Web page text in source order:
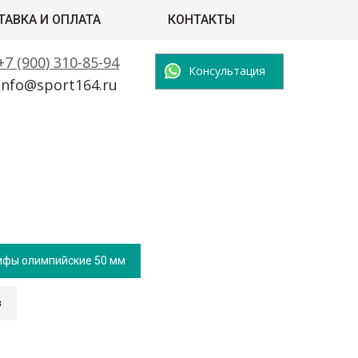
(900) 310-85-94 Консультация
И ОПЛАТА КОНТАКТЫ
олимпийские 50 мм